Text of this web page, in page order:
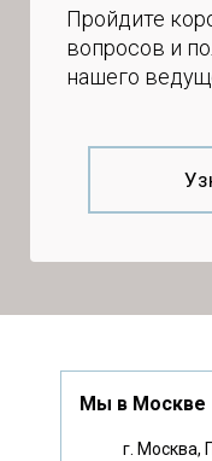
Пройдите
вопросов и
нашего
Мы в Москве
г. Москва,